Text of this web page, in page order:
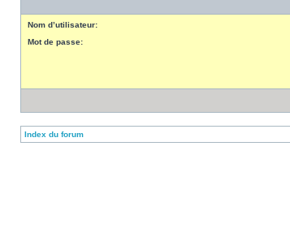
Nom d’utilisateur:
Mot de passe:
Index du forum